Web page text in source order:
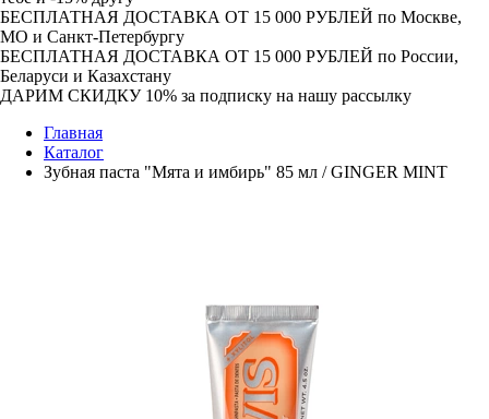
БЕСПЛАТНАЯ ДОСТАВКА ОТ 15 000 РУБЛЕЙ по Москве,
МО и Санкт-Петербургу
БЕСПЛАТНАЯ ДОСТАВКА ОТ 15 000 РУБЛЕЙ по России,
Беларуси и Казахстану
ДАРИМ СКИДКУ 10% за подписку на нашу рассылку
Главная
Каталог
Зубная паста "Мята и имбирь" 85 мл / GINGER MINT